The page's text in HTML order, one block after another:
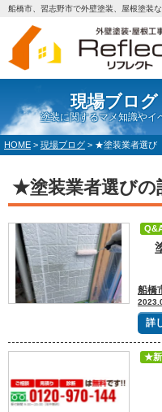
船橋市、習志野市で外壁塗装、屋根塗装
現場ブロ
塗装に関するマメ知識やイ
HOME > 現場ブログ > ★塗装業者選び
★塗装業者選びの
船橋
詳
★
★新
★